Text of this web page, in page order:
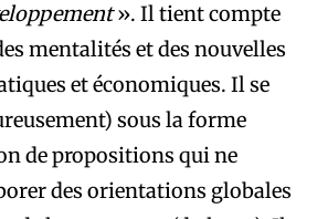
». Il tient compte
mentalités et des nouvelles
et économiques. Il se
sous la forme
de propositions qui ne
des orientations globales